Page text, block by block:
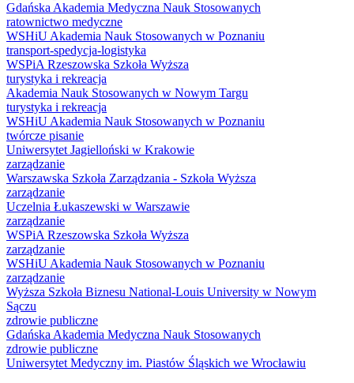
Gdańska Akademia Medyczna Nauk Stosowanych
ratownictwo medyczne
WSHiU Akademia Nauk Stosowanych w Poznaniu
transport-spedycja-logistyka
WSPiA Rzeszowska Szkoła Wyższa
turystyka i rekreacja
Akademia Nauk Stosowanych w Nowym Targu
turystyka i rekreacja
WSHiU Akademia Nauk Stosowanych w Poznaniu
twórcze pisanie
Uniwersytet Jagielloński w Krakowie
zarządzanie
Warszawska Szkoła Zarządzania - Szkoła Wyższa
zarządzanie
Uczelnia Łukaszewski w Warszawie
zarządzanie
WSPiA Rzeszowska Szkoła Wyższa
zarządzanie
WSHiU Akademia Nauk Stosowanych w Poznaniu
zarządzanie
Wyższa Szkoła Biznesu National-Louis University w Nowym
Sączu
zdrowie publiczne
Gdańska Akademia Medyczna Nauk Stosowanych
zdrowie publiczne
Uniwersytet Medyczny im. Piastów Śląskich we Wrocławiu